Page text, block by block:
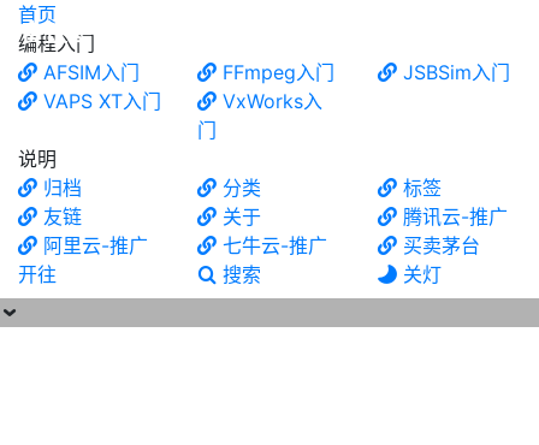
食铁兽
首页
编程入门
AFSIM入门
FFmpeg入门
JSBSim入门
VAPS XT入门
VxWorks入
门
说明
归档
分类
标签
友链
关于
腾讯云-推广
阿里云-推广
七牛云-推广
买卖茅台
开往
搜索 关灯